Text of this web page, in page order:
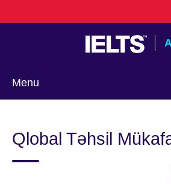
to
Menu
language
Qlobal Təhsil